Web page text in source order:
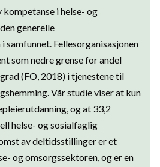
kompetanse i helse- og
generelle
samfunnet. Fellesorganisasjonen
som nedre grense for andel
(FO, 2018) i tjenestene til
Vår studie viser at kun
og at 33,2
helse- og sosialfaglig
av deltidsstillinger er et
og omsorgssektoren, og er en